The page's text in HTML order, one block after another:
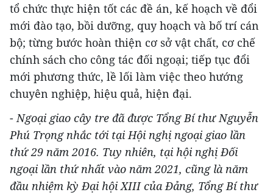
tổ chức thực hiện tốt các đề án, kế hoạch về đổi
mới đào tạo, bồi dưỡng, quy hoạch và bố trí cán
bộ; từng bước hoàn thiện cơ sở vật chất, cơ chế
chính sách cho công tác đối ngoại; tiếp tục đổi
mới phương thức, lề lối làm việc theo hướng
chuyên nghiệp, hiệu quả, hiện đại.
-Ngoại giao cây tre đã được Tổng Bí thư Nguyễn
Phú Trọng nhắc tới tại Hội nghị ngoại giao lần
thứ 29 năm 2016. Tuy nhiên, tại hội nghị Đối
ngoại lần thứ nhất vào năm 2021, cũng là năm
đầu nhiệm kỳ Đại hội XIII của Đảng, Tổng Bí thư